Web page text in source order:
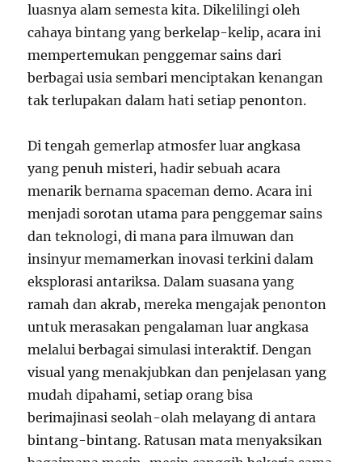
luasnya alam semesta kita. Dikelilingi oleh
cahaya bintang yang berkelap-kelip, acara ini
mempertemukan penggemar sains dari
berbagai usia sembari menciptakan kenangan
tak terlupakan dalam hati setiap penonton.
Di tengah gemerlap atmosfer luar angkasa
yang penuh misteri, hadir sebuah acara
menarik bernama spaceman demo. Acara ini
menjadi sorotan utama para penggemar sains
dan teknologi, di mana para ilmuwan dan
insinyur memamerkan inovasi terkini dalam
eksplorasi antariksa. Dalam suasana yang
ramah dan akrab, mereka mengajak penonton
untuk merasakan pengalaman luar angkasa
melalui berbagai simulasi interaktif. Dengan
visual yang menakjubkan dan penjelasan yang
mudah dipahami, setiap orang bisa
berimajinasi seolah-olah melayang di antara
bintang-bintang. Ratusan mata menyaksikan